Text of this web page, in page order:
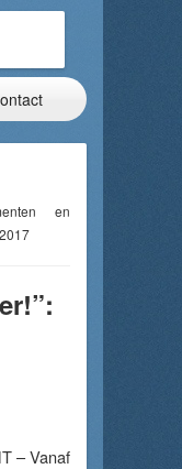
en
– Vanaf